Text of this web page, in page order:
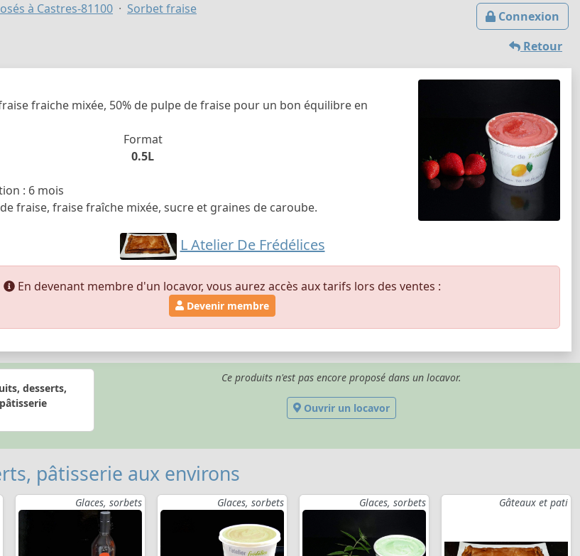
Connexion
à Castres-81100 Sorbet fraise
Retour
fraiche mixée, 50% de pulpe de fraise pour un bon équilibre en
Format
0.5L
: 6 mois
fraise, fraise fraîche mixée, sucre et graines de caroube.
L Atelier De Frédélices
En devenant membre d'un locavor, vous aurez accès aux tarifs lors des ventes :
Devenir membre
desserts,
pâtisserie
Ce produits n'est pas encore proposé dans un locavor.
Ouvrir un locavor
pâtisserie aux environs
Glaces, sorbets Glaces, sorbets Glaces, sorbets Gâteaux et pati